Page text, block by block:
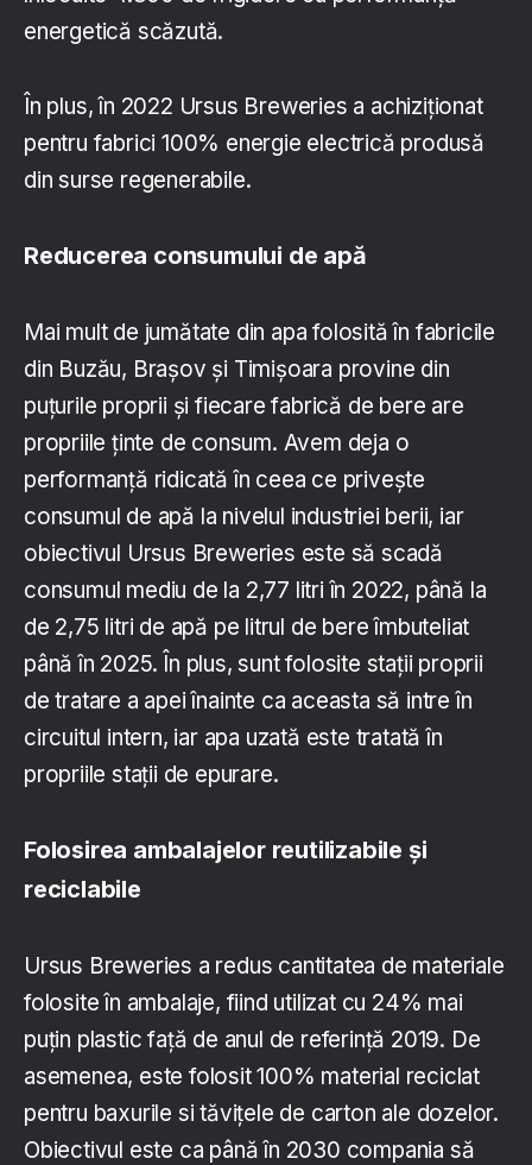
energetică scăzută.
În plus, în 2022 Ursus Breweries a achiziționat
pentru fabrici 100% energie electrică produsă
din surse regenerabile.
Reducerea consumului de apă
Mai mult de jumătate din apa folosită în fabricile
din Buzău, Brașov și Timișoara provine din
puțurile proprii și fiecare fabrică de bere are
propriile ținte de consum. Avem deja o
performanță ridicată în ceea ce privește
consumul de apă la nivelul industriei berii, iar
obiectivul Ursus Breweries este să scadă
consumul mediu de la 2,77 litri în 2022, până la
de 2,75 litri de apă pe litrul de bere îmbuteliat
până în 2025. În plus, sunt folosite stații proprii
de tratare a apei înainte ca aceasta să intre în
circuitul intern, iar apa uzată este tratată în
propriile stații de epurare.
Folosirea ambalajelor reutilizabile și
reciclabile
Ursus Breweries a redus cantitatea de materiale
folosite în ambalaje, fiind utilizat cu 24% mai
puțin plastic față de anul de referință 2019. De
asemenea, este folosit 100% material reciclat
pentru baxurile si tăvițele de carton ale dozelor.
Obiectivul este ca până în 2030 compania să